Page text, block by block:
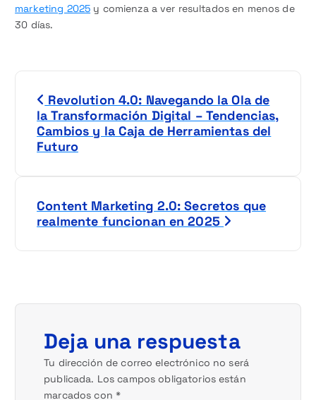
marketing 2025 y comienza a ver resultados en menos de
30 días.
i
Revolution 4.0: Navegando la Ola de
la Transformación Digital – Tendencias,
Cambios y la Caja de Herramientas del
Futuro
Content Marketing 2.0: Secretos que
realmente funcionan en 2025
Deja una respuesta
Tu dirección de correo electrónico no será
publicada. Los campos obligatorios están
marcados con *